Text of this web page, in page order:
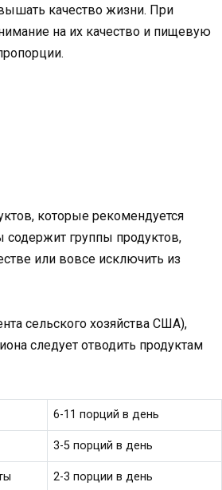
качество жизни. При
на их качество и пищевую
которые рекомендуется
группы продуктов,
или вовсе исключить из
сельского хозяйства США),
следует отводить продуктам
6-11 порций в день
3-5 порций в день
2-3 порции в день